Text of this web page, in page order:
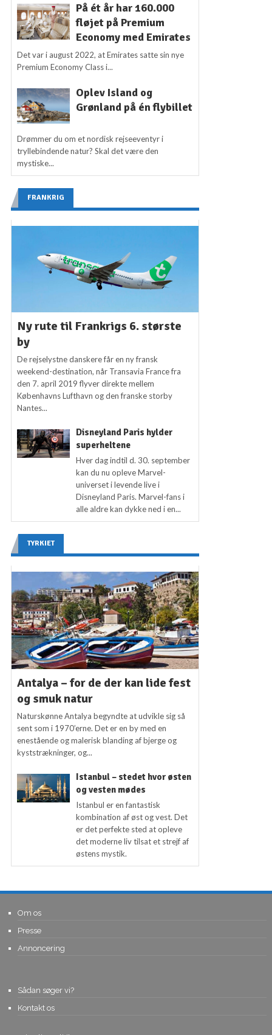
På ét år har 160.000
fløjet på Premium
Economy med Emirates
Det var i august 2022, at Emirates satte sin nye
Premium Economy Class i...
Oplev Island og
Grønland på én flybillet
Drømmer du om et nordisk rejseeventyr i
tryllebindende natur? Skal det være den
mystiske...
FRANKRIG
Ny rute til Frankrigs 6. største
by
De rejselystne danskere får en ny fransk
weekend-destination, når Transavia France fra
den 7. april 2019 flyver direkte mellem
Københavns Lufthavn og den franske storby
Nantes...
Disneyland Paris hylder
superheltene
Hver dag indtil d. 30. september
kan du nu opleve Marvel-
universet i levende live i
Disneyland Paris. Marvel-fans i
alle aldre kan dykke ned i en...
TYRKIET
Antalya – for de der kan lide fest
og smuk natur
Naturskønne Antalya begyndte at udvikle sig så
sent som i 1970’erne. Det er en by med en
enestående og malerisk blanding af bjerge og
kyststrækninger, og...
Istanbul – stedet hvor østen
og vesten mødes
Istanbul er en fantastisk
kombination af øst og vest. Det
er det perfekte sted at opleve
det moderne liv tilsat et strejf af
østens mystik.
Om os
Presse
Annoncering
Sådan søger vi?
Kontakt os